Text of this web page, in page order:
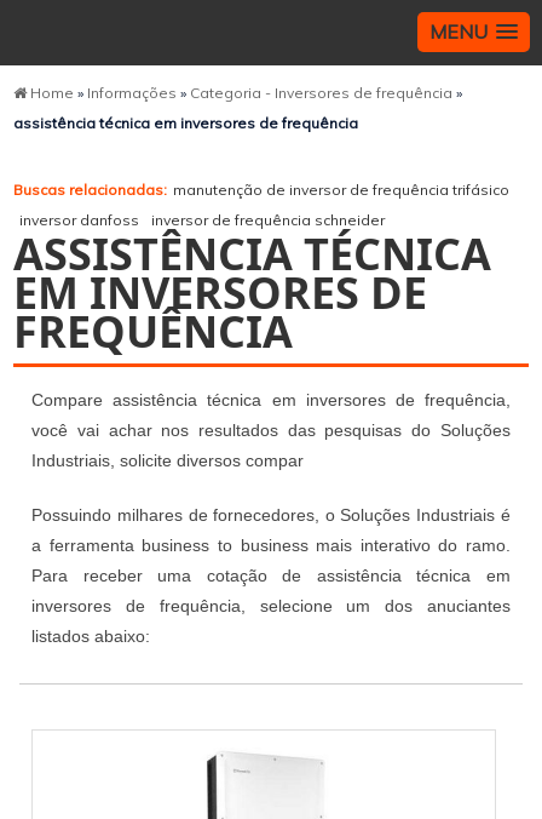
MENU
Home » Informações» Categoria - Inversores de frequência»
assistência técnica em inversores de frequência
Buscas relacionadas: manutenção de inversor de frequência trifásico
inversor danfoss
inversor de frequência schneider
ASSISTÊNCIA TÉCNICA
EM INVERSORES DE
FREQUÊNCIA
Compare assistência técnica em inversores de frequência,
você vai achar nos resultados das pesquisas do Soluções
Industriais, solicite diversos compar
Possuindo milhares de fornecedores, o Soluções Industriais é
a ferramenta business to business mais interativo do ramo.
Para receber uma cotação de assistência técnica em
inversores de frequência, selecione um dos anuciantes
listados abaixo: